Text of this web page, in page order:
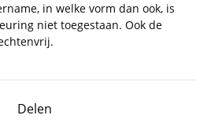
in welke vorm dan ook, is
niet toegestaan. Ook de
Delen